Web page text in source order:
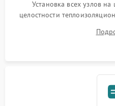
Установка всех узлов
целостности
исключить перегрев
Надежная фиксация